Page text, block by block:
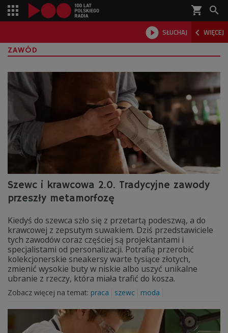
shopping_cart 
 SŁUCHAJ  WIĘCEJ

ZAWÓD
Szewc i krawcowa 2.0. Tradycyjne zawody
przeszły metamorfozę
Kiedyś do szewca szło się z przetartą podeszwą, a do
krawcowej z zepsutym suwakiem. Dziś przedstawiciele
tych zawodów coraz częściej są projektantami i
specjalistami od personalizacji. Potrafią przerobić
kolekcjonerskie sneakersy warte tysiące złotych,
zmienić wysokie buty w niskie albo uszyć unikalne
ubranie z rzeczy, która miała trafić do kosza.
Zobacz więcej na temat: praca szewc moda